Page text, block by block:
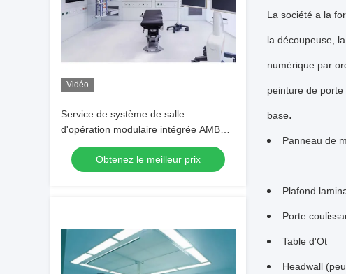
Vidéo
Service de système de salle
d'opération modulaire intégrée AMBER
One-Stop
Obtenez le meilleur prix
La société a la
la découpeuse,
numérique par
peinture de
base.
Panneau de
Plafond
Porte
Table d'Ot
Headwall